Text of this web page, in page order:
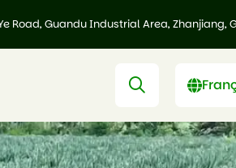
Road, Guandu Industrial Area, Zhanjiang,